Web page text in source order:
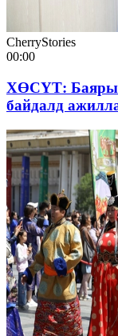
CherryStories
00:00
ХӨСҮТ: Баярын
байдалд